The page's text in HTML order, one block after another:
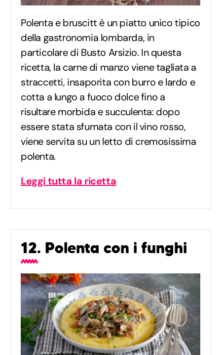
Polenta e bruscitt è un piatto unico tipico
della gastronomia lombarda, in
particolare di Busto Arsizio. In questa
ricetta, la carne di manzo viene tagliata a
straccetti, insaporita con burro e lardo e
cotta a lungo a fuoco dolce fino a
risultare morbida e succulenta: dopo
essere stata sfumata con il vino rosso,
viene servita su un letto di cremosissima
polenta.
Leggi tutta la ricetta
12. Polenta con i funghi